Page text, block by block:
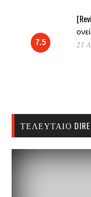
7.5 21
ΤΕΛΕΥΤΑΊΟ